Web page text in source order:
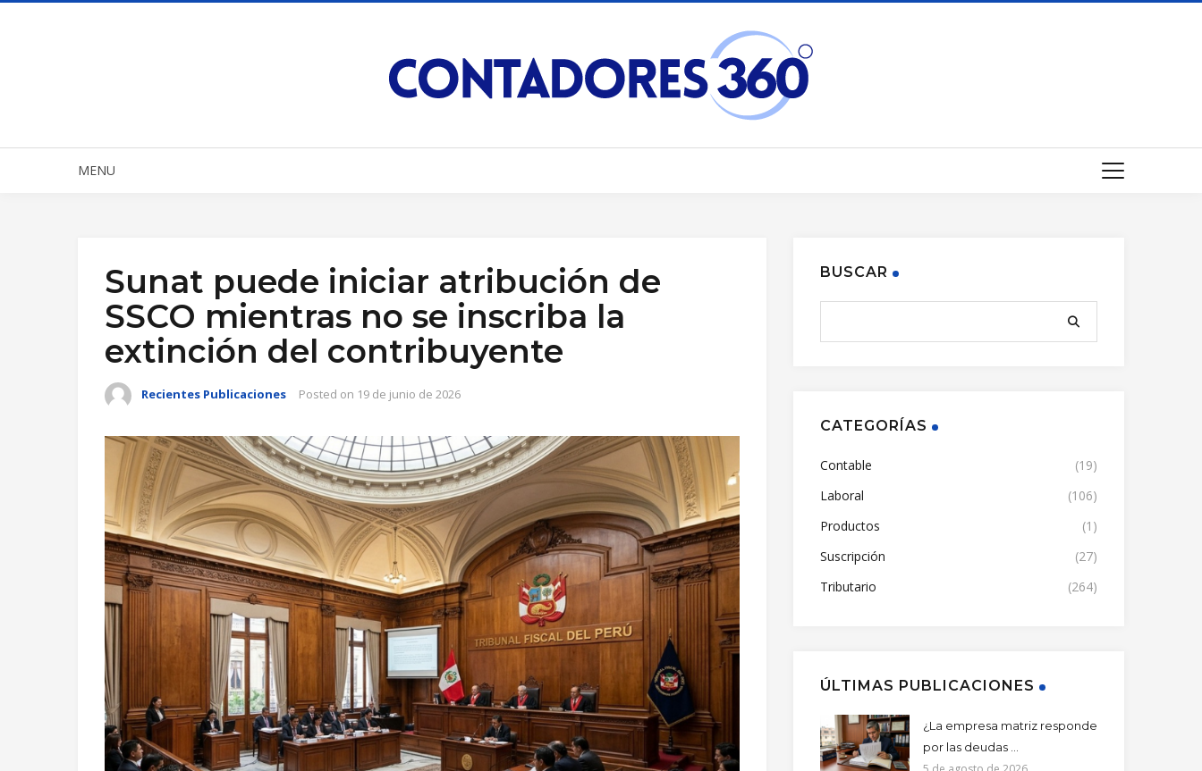
MENU
Sunat puede iniciar atribución de
SSCO mientras no se inscriba la
extinción del contribuyente
Recientes Publicaciones Posted on 19 de junio de 2026
BUSCAR
CATEGORÍAS
Contable
(19)
Laboral
(106)
Productos
(1)
Suscripción
(27)
Tributario
(264)
ÚLTIMAS PUBLICACIONES
¿La empresa matriz responde
por las deudas ...